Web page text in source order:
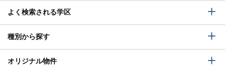
よく検索される学区
種別から探す
オリジナル物件